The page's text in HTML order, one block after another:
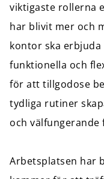
viktigaste rollerna
har blivit mer och
kontor ska erbjuda
funktionella och
för att tillgodose
tydliga rutiner
och
Arbetsplatsen har